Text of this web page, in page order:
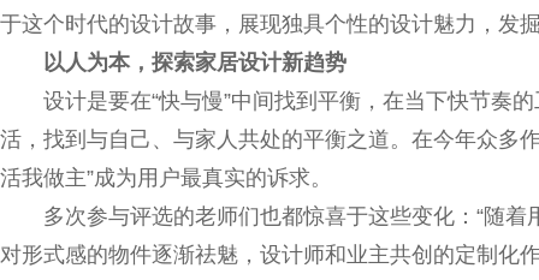
于这个时代的设计故事，展现独具个性的设计魅力，发
以人为本，探索家居设计新趋势
设计是要在“快与慢”中间找到平衡，在当下快节奏
活，找到与自己、与家人共处的平衡之道。在今年众多
活我做主”成为用户最真实的诉求。
多次参与评选的老师们也都惊喜于这些变化：“随
对形式感的物件逐渐祛魅，设计师和业主共创的定制化